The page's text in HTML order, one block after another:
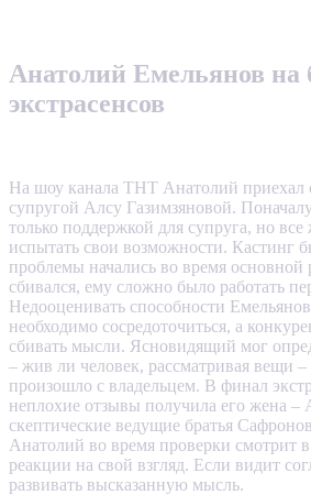
Анатолий Емельянов на
экстрасенсов
На шоу канала ТНТ Анатолий приехал
супругой Алсу Газимзяновой.
только поддержкой для супруга, но
испытать свои возможности. Кастинг
проблемы начались во время основной
сбивался, ему сложно было работать
Недооценивать способности
необходимо сосредоточиться, а
сбивать мысли. Ясновидящий мог
– жив ли человек, рассматривая вещи –
произошло с владельцем. В финал
неплохие отзывы получила его жена –
скептические ведущие братья
Анатолий во время проверки смотрит в
реакции на свой взгляд. Если видит
развивать высказанную мысль.